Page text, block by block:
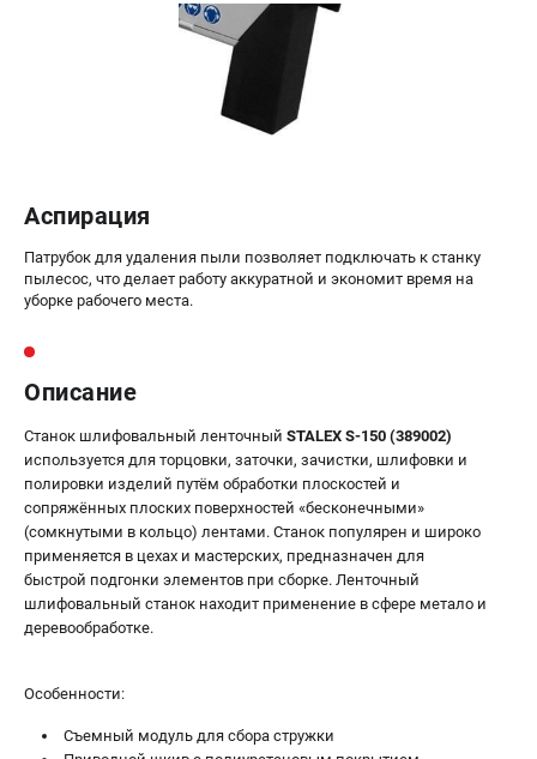
Аспирация
Патрубок для удаления пыли позволяет подключать к станку
пылесос, что делает работу аккуратной и экономит время на
уборке рабочего места.
Описание
Станок шлифовальный ленточный STALEX S-150 (389002)
используется для торцовки, заточки, зачистки, шлифовки и
полировки изделий путём обработки плоскостей и
сопряжённых плоских поверхностей «бесконечными»
(сомкнутыми в кольцо) лентами. Станок популярен и широко
применяется в цехах и мастерских, предназначен для
быстрой подгонки элементов при сборке. Ленточный
шлифовальный станок находит применение в сфере метало и
деревообработке.
Особенности:
Съемный модуль для сбора стружки